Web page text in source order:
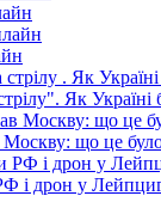
Як Україні
Москву: що це
і дрон у